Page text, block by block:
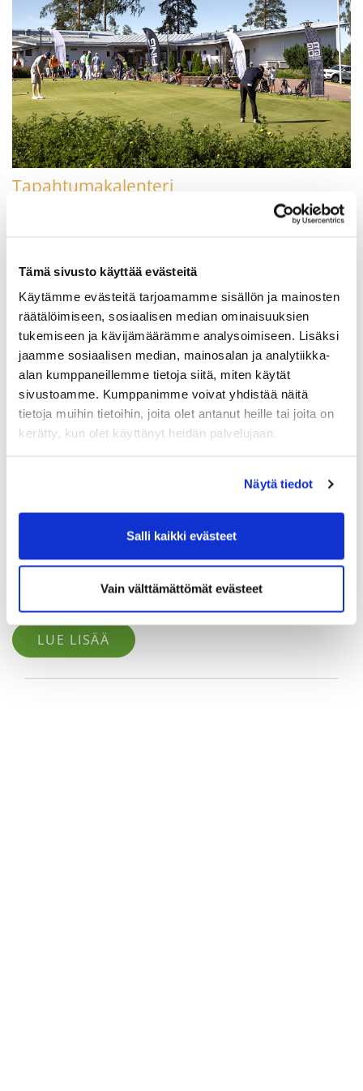
Tämä sivusto käyttää evästeitä
Käytämme evästeitä tarjoamamme sisällön ja mainosten
räätälöimiseen, sosiaalisen median ominaisuuksien
tukemiseen ja kävijämäärämme analysoimiseen. Lisäksi
jaamme sosiaalisen median, mainosalan ja analytiikka-
alan kumppaneillemme tietoja siitä, miten käytät
sivustoamme. Kumppanimme voivat yhdistää näitä
tietoja muihin tietoihin, joita olet antanut heille tai joita on
kerätty, kun olet käyttänyt heidän palvelujaan.
Näytä tiedot
Salli kaikki evästeet
Vain välttämättömät evästeet
Tapahtumakalenteri
Olethan tutustunut Keimolan tapahtumakalenteriin ja
LUE LISÄÄ
Kaipaavatko mailasi päivitystä? Nyt on oiva tilaisuus kokeilla
LUE LISÄÄ